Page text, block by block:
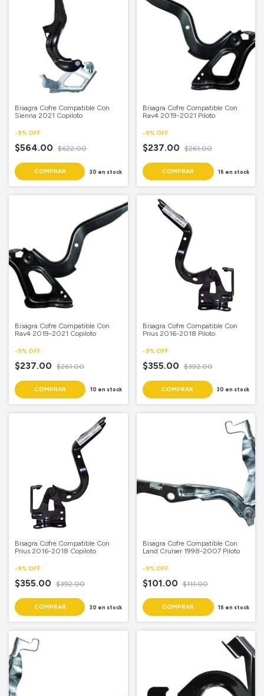
Bisagra Cofre Compatible Con
Sienna 2021 Copiloto
-9% OFF
$564.00 $622.00
30 en stock
Bisagra Cofre Compatible Con
Rav4 2019-2021 Piloto
-9% OFF
$237.00 $261.00
16 en stock
Bisagra Cofre Compatible Con
Rav4 2019-2021 Copiloto
-9% OFF
$237.00 $261.00
10 en stock
Bisagra Cofre Compatible Con
Prius 2016-2018 Piloto
-9% OFF
$355.00 $392.00
30 en stock
Bisagra Cofre Compatible Con
Prius 2016-2018 Copiloto
-9% OFF
$355.00 $392.00
30 en stock
Bisagra Cofre Compatible Con
Land Cruiser 1998-2007 Piloto
-9% OFF
$101.00 $111.00
16 en stock